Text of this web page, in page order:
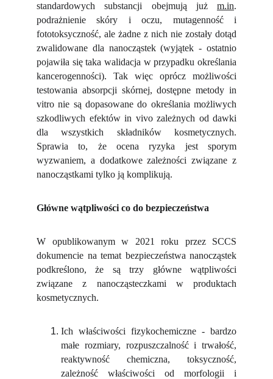
standardowych substancji obejmują już m.in.
podrażnienie skóry i oczu, mutagenność i
fototoksyczność, ale żadne z nich nie zostały dotąd
zwalidowane dla nanocząstek (wyjątek - ostatnio
pojawiła się taka walidacja w przypadku określania
kancerogenności). Tak więc oprócz możliwości
testowania absorpcji skórnej, dostępne metody in
vitro nie są dopasowane do określania możliwych
szkodliwych efektów in vivo zależnych od dawki
dla wszystkich składników kosmetycznych.
Sprawia to, że ocena ryzyka jest sporym
wyzwaniem, a dodatkowe zależności związane z
nanocząstkami tylko ją komplikują.
Główne wątpliwości co do bezpieczeństwa
W opublikowanym w 2021 roku przez SCCS
dokumencie na temat bezpieczeństwa nanocząstek
podkreślono, że są trzy główne wątpliwości
związane z nanocząsteczkami w produktach
kosmetycznych.
Ich właściwości fizykochemiczne - bardzo
małe rozmiary, rozpuszczalność i trwałość,
reaktywność chemiczna, toksyczność,
zależność właściwości od morfologii i